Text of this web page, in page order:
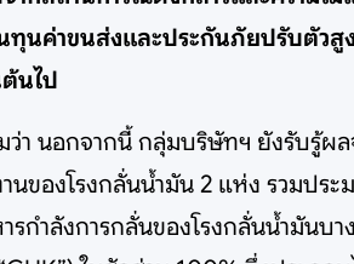
ค่าขนส่งและประกันภัยปรับตัวสู
นไป
า นอกจากนี้ กลุ่มบริษัทฯ ยังรับรู้ผ
นของโรงกลั่นน้ำมัน 2 แห่ง รวมป
รกำลังการกลั่นของโรงกลั่นน้ำมัน